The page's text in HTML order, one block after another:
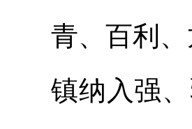
青、百利
镇纳入强